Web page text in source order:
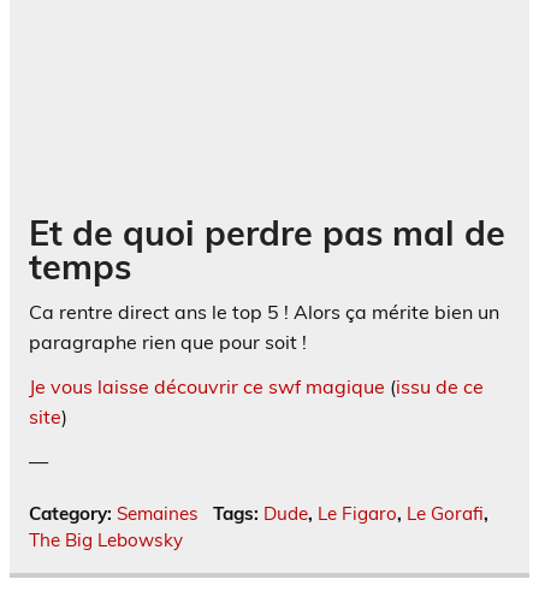
Et de quoi perdre pas mal de
temps
Ca rentre direct ans le top 5 ! Alors ça mérite bien un
paragraphe rien que pour soit !
Je vous laisse découvrir ce swf magique (issu de ce
site)
—
Category: Semaines Tags: Dude, Le Figaro, Le Gorafi,
The Big Lebowsky